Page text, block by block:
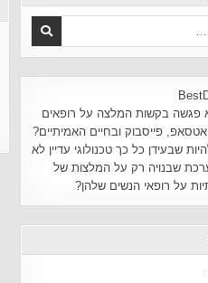
פגשה בקשות המלצה על רופאים
פייסבוק ובחיים האמיתיים?
שבעידן כל כך טכנולוגי עדיין לא
שבנויה רק על המלצות של
על רופאי הנשים שלהן?